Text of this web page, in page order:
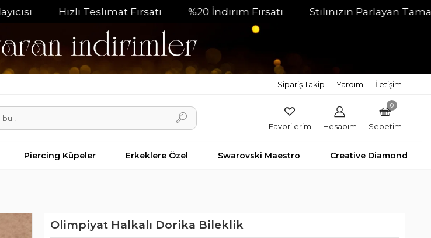
Hızlı Teslimat Fırsatı %20 İndirim Fırsatı Stilinizin Parlayan
Sipariş Takip Yardım İletişim
Favorilerim Hesabım
0
Sepetim
Piercing Küpeler Erkeklere Özel Swarovski Maestro Creative Diamond
Olimpiyat Halkalı Dorika Bileklik